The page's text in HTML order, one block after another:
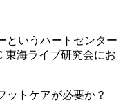
というハートセンター
東海ライブ研究会にお
ットケアが必要か？